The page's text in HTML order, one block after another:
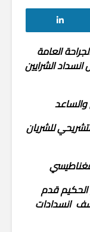
العامة
الشرايين
للشريان
قدم
انسدادات